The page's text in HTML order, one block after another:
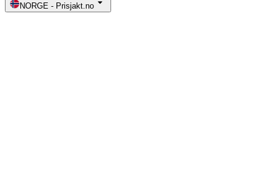
NORGE - Prisjakt.no